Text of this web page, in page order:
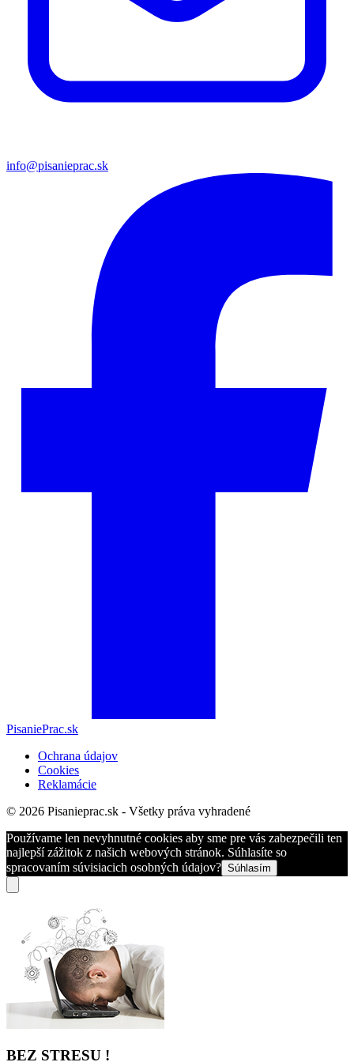
info@pisanieprac.sk
PisaniePrac.sk
Ochrana údajov
Cookies
Reklamácie
© 2026 Pisanieprac.sk - Všetky práva vyhradené
Používame len nevyhnutné cookies aby sme pre vás zabezpečili ten
najlepší zážitok z našich webových stránok. Súhlasíte so
spracovaním súvisiacich osobných údajov? Súhlasím
BEZ STRESU !